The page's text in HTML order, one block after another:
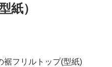
紙）
裾フリルトップ(型紙)